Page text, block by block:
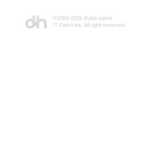
©2004-2026 Robin panel
IT Patrol inc. All right reserved.